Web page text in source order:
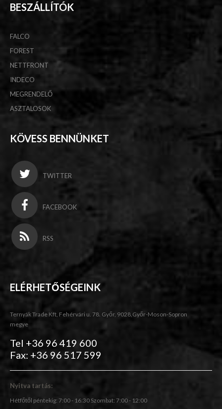
BESZÁLLÍTÓK
FALCO
FOREST
NETTFRONT
INDECO
MEGRENDELŐ
ASZTALOSOK
KÖVESS BENNÜNKET
TWITTER
FACEBOOK
RSS
ELÉRHETŐSÉGEINK
Ternyák Trade Kft, Fehérvári u. 78. Győr, 9028,Győr-Moson-Sopron
megye
Tel +36 96 419 600
Fax: +36 96 517 599
Nyitva tartás:
Hétfőtől péntekig: 7:00 - 16:30 Szombat: 7:00 - 12:00